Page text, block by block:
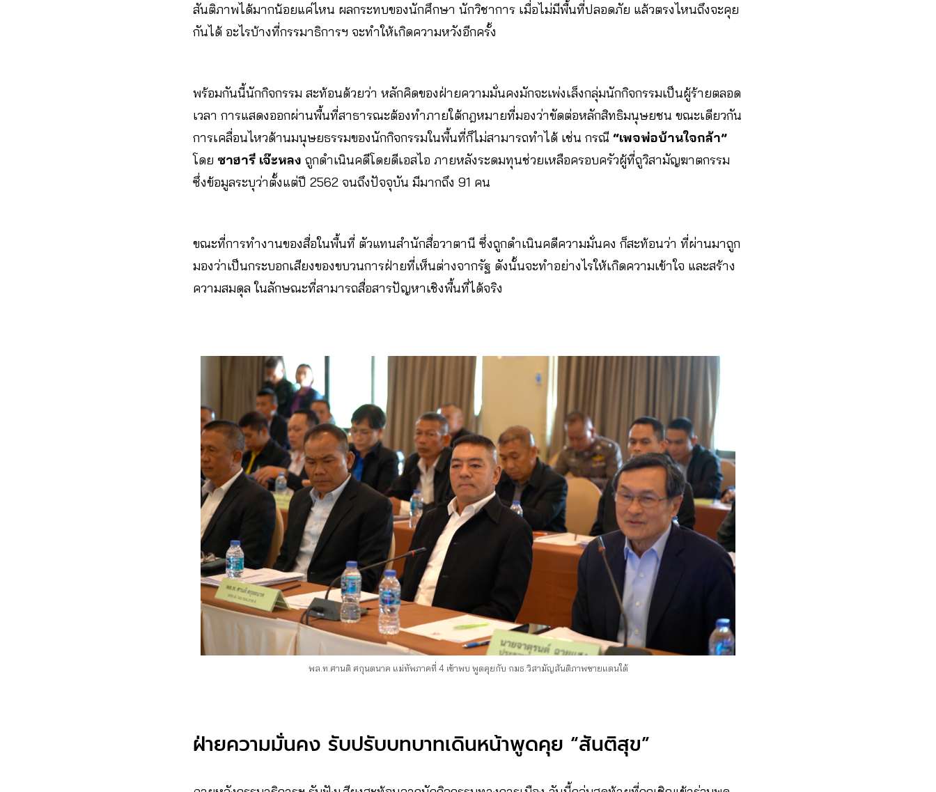
สันติภาพได้มากน้อยแค่ไหน ผลกระทบของนักศึกษา นักวิชาการ เมื่อไม่มีพื้นที่ปลอดภัย แล้วตรงไหนถึงจะคุย
กันได้ อะไรบ้างที่กรรมาธิการฯ จะทำให้เกิดความหวังอีกครั้ง
พร้อมกันนี้นักกิจกรรม สะท้อนด้วยว่า หลักคิดของฝ่ายความมั่นคงมักจะเพ่งเล็งกลุ่มนักกิจกรรมเป็นผู้ร้ายตลอด
เวลา การแสดงออกผ่านพื้นที่สาธารณะต้องทำภายใต้กฎหมายที่มองว่าขัดต่อหลักสิทธิมนุษยชน ขณะเดียวกัน
การเคลื่อนไหวด้านมนุษยธรรมของนักกิจกรรมในพื้นที่ก็ไม่สามารถทำได้ เช่น กรณี “เพจพ่อบ้านใจกล้า”
โดย ซาฮารี เจ๊ะหลง ถูกดำเนินคดีโดยดีเอสไอ ภายหลังระดมทุนช่วยเหลือครอบครัวผู้ที่ถูวิสามัญฆาตกรรม
ซึ่งข้อมูลระบุว่าตั้งแต่ปี 2562 จนถึงปัจจุบัน มีมากถึง 91 คน
ขณะที่การทำงานของสื่อในพื้นที่ ตัวแทนสำนักสื่อวาตานี ซึ่งถูกดำเนินคดีความมั่นคง ก็สะท้อนว่า ที่ผ่านมาถูก
มองว่าเป็นกระบอกเสียงของขบวนการฝ่ายที่เห็นต่างจากรัฐ ดังนั้นจะทำอย่างไรให้เกิดความเข้าใจ และสร้าง
ความสมดุล ในลักษณะที่สามารถสื่อสารปัญหาเชิงพื้นที่ได้จริง
พล.ท.ศานติ ศกุนตนาค แม่ทัพภาคที่ 4 เข้าพบ พูดคุยกับ กมธ.วิสามัญสันติภาพชายแดนใต้
ฝ่ายความมั่นคง รับปรับบทบาทเดินหน้าพูดคุย “สันติสุข”